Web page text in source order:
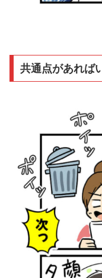
共通点があれば